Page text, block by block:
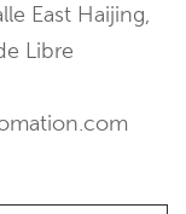
East Haijing,
Libre